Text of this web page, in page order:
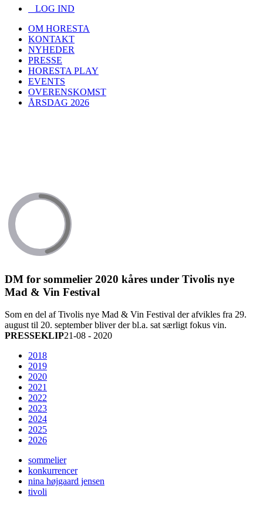
LOG IND
OM HORESTA
KONTAKT
NYHEDER
PRESSE
HORESTA PLAY
EVENTS
OVERENSKOMST
ÅRSDAG 2026
DM for sommelier 2020 kåres under Tivolis nye
Mad & Vin Festival
Som en del af Tivolis nye Mad & Vin Festival der afvikles fra 29.
august til 20. september bliver der bl.a. sat særligt fokus vin.
PRESSEKLIP21-08 - 2020
2018
2019
2020
2021
2022
2023
2024
2025
2026
sommelier
konkurrencer
nina højgaard jensen
tivoli